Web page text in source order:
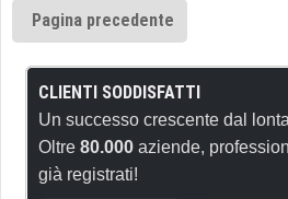
Pagina precedente
CLIENTI SODDISFATTI
Un successo crescente dal
Oltre 80.000 aziende,
già registrati!